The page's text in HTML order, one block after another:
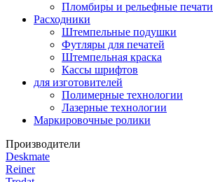
Пломбиры и рельефные печати
Расходники
Штемпельные подушки
Футляры для печатей
Штемпельная краска
Кассы шрифтов
для изготовителей
Полимерные технологии
Лазерные технологии
Маркировочные ролики
Производители
Deskmate
Reiner